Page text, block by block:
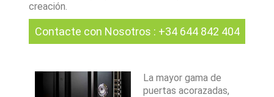
creación.
Contacte con Nosotros : +34 644 842 404
La mayor gama de
puertas acorazadas,